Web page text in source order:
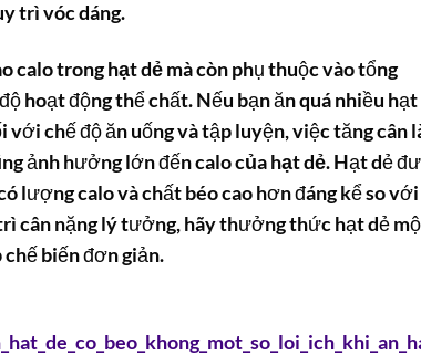
trì vóc dáng.
calo trong hạt dẻmà còn phụ thuộc vào tổng
hoạt động thể chất. Nếu bạn ăn quá nhiều hạt
chế độ ăn uống và tập luyện, việc tăng cân
ảnh hưởng lớn đếncalo của hạt dẻ. Hạt dẻ
lượng calo và chất béo cao hơn đáng kể so với
cân nặng lý tưởng, hãy thưởng thức hạt dẻ
biến đơn giản.